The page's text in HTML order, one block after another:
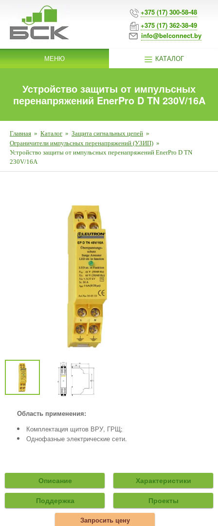
+375 (17) 300-58-48
+375 (17) 362-38-49
info@belconnect.by
МЕНЮ КАТАЛОГ
Устройство защиты от импульсных
перенапряжений EnerPro D TN 230V/16A
Главная » Каталог » Защита сигнальных цепей »
Ограничители импульсных перенапряжений (УЗИП) »
Устройство защиты от импульсных перенапряжений EnerPro D TN
230V/16A
Область применения:
Комплектация щитов ВРУ, ГРЩ;
Однофазные электрические сети.
Описание Характеристики
Поддержка Проекты
Запросить цену